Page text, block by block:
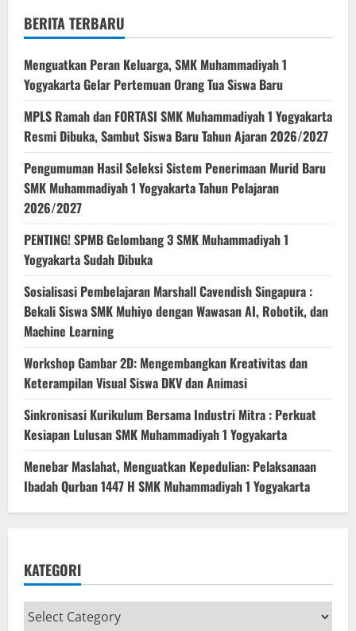
BERITA TERBARU
Menguatkan Peran Keluarga, SMK Muhammadiyah 1
Yogyakarta Gelar Pertemuan Orang Tua Siswa Baru
MPLS Ramah dan FORTASI SMK Muhammadiyah 1 Yogyakarta
Resmi Dibuka, Sambut Siswa Baru Tahun Ajaran 2026/2027
Pengumuman Hasil Seleksi Sistem Penerimaan Murid Baru
SMK Muhammadiyah 1 Yogyakarta Tahun Pelajaran
2026/2027
PENTING! SPMB Gelombang 3 SMK Muhammadiyah 1
Yogyakarta Sudah Dibuka
Sosialisasi Pembelajaran Marshall Cavendish Singapura :
Bekali Siswa SMK Muhiyo dengan Wawasan AI, Robotik, dan
Machine Learning
Workshop Gambar 2D: Mengembangkan Kreativitas dan
Keterampilan Visual Siswa DKV dan Animasi
Sinkronisasi Kurikulum Bersama Industri Mitra : Perkuat
Kesiapan Lulusan SMK Muhammadiyah 1 Yogyakarta
Menebar Maslahat, Menguatkan Kepedulian: Pelaksanaan
Ibadah Qurban 1447 H SMK Muhammadiyah 1 Yogyakarta
KATEGORI